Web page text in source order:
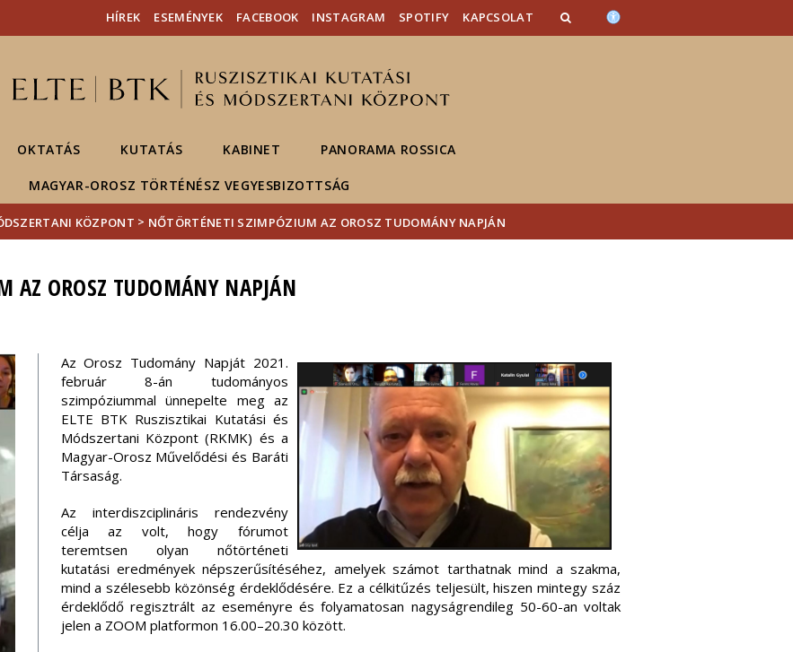
Hírek
Események
ELTE a
HÍREK ESEMÉNYEK FACEBOOK INSTAGRAM SPOTIFY KAPCSOLAT
OKTATÁS KUTATÁS KABINET PANORAMA ROSSICA
MAGYAR-OROSZ TÖRTÉNÉSZ VEGYESBIZOTTSÁG
KÖZPONT > NŐTÖRTÉNETI SZIMPÓZIUM AZ OROSZ TUDOMÁNY NAPJÁN
AZ OROSZ TUDOMÁNY NAPJÁN
Az Orosz Tudomány Napját 2021.
február 8-án tudományos
szimpóziummal ünnepelte meg az
ELTE BTK Ruszisztikai Kutatási és
Módszertani Központ (RKMK) és a
Magyar-Orosz Művelődési és Baráti
Társaság.
Az interdiszciplináris rendezvény
célja az volt, hogy fórumot
teremtsen olyan nőtörténeti
kutatási eredmények népszerűsítéséhez, amelyek számot tarthatnak mind a szakma,
mind a szélesebb közönség érdeklődésére. Ez a célkitűzés teljesült, hiszen mintegy száz
érdeklődő regisztrált az eseményre és folyamatosan nagyságrendileg 50-60-an voltak
jelen a ZOOM platformon 16.00–20.30 között.